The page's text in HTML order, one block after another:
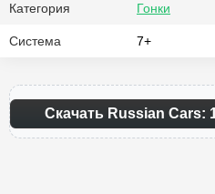
Категория Гонки
Система 7+
Скачать Russian Cars: